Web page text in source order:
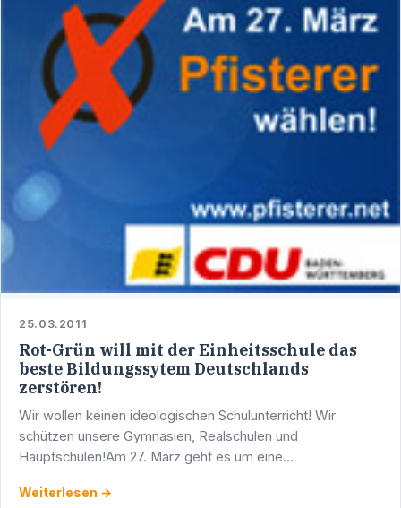
25.03.2011
Rot-Grün will mit der Einheitsschule das
beste Bildungssytem Deutschlands
zerstören!
Wir wollen keinen ideologischen Schulunterricht! Wir
schützen unsere Gymnasien, Realschulen und
Hauptschulen!Am 27. März geht es um eine
anderes …
Weiterlesen →